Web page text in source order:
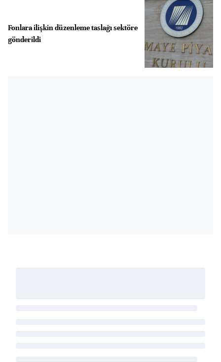
Fonlara ilişkin düzenleme taslağı sektöre
gönderildi